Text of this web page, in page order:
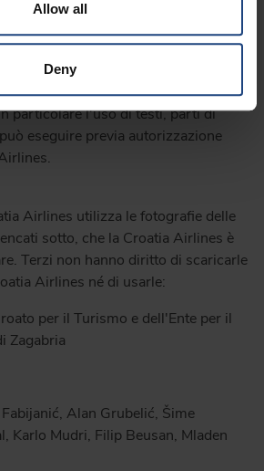
Allow all
Deny
sito web della Croatia Airlines è di
Airlines. Qualsiasi riproduzione di
particolare l'uso di testi, parti di
eseguire previa autorizzazione
Airlines utilizza le fotografie delle
sotto, che la Croatia Airlines è
Terzi non hanno diritto di scaricarle
Airlines né di usarle:
per il Turismo e dell'Ente per il
Zagabria
Alan Grubelić, Šime
Karlo Mudri, Filip Beusan, Mladen